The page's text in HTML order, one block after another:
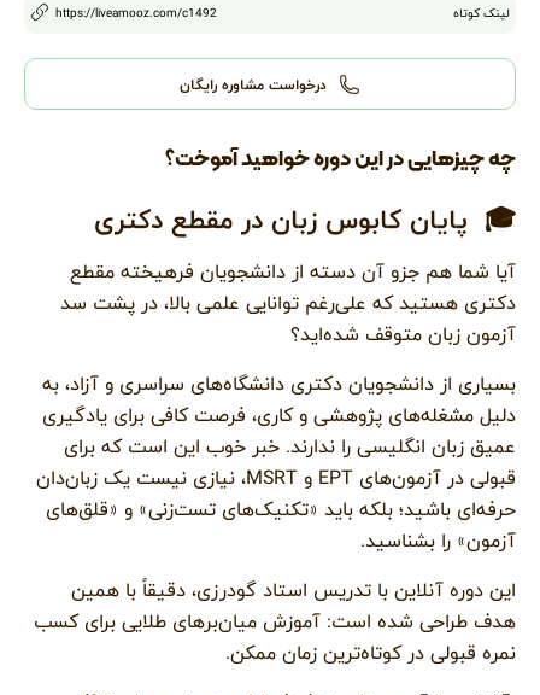
لینک کوتاه https://liveamooz.com/c1492
درخواست مشاوره رایگان
چه چیزهایی در این دوره خواهید آموخت؟
🎓 پایان کابوس زبان در مقطع دکتری
آیا شما هم جزو آن دسته از دانشجویان فرهیخته مقطع
دکتری هستید که علی‌رغم توانایی علمی بالا، در پشت سد
آزمون زبان متوقف شده‌اید؟
بسیاری از دانشجویان دکتری دانشگاه‌های سراسری و آزاد، به
دلیل مشغله‌های پژوهشی و کاری، فرصت کافی برای یادگیری
عمیق زبان انگلیسی را ندارند. خبر خوب این است که برای
قبولی در آزمون‌های EPT و MSRT، نیازی نیست یک زبان‌دان
حرفه‌ای باشید؛ بلکه باید «تکنیک‌های تست‌زنی» و «قلق‌های
آزمون» را بشناسید.
این دوره آنلاین با تدریس استاد گودرزی، دقیقاً با همین
هدف طراحی شده است: آموزش میان‌برهای طلایی برای کسب
نمره قبولی در کوتاه‌ترین زمان ممکن.